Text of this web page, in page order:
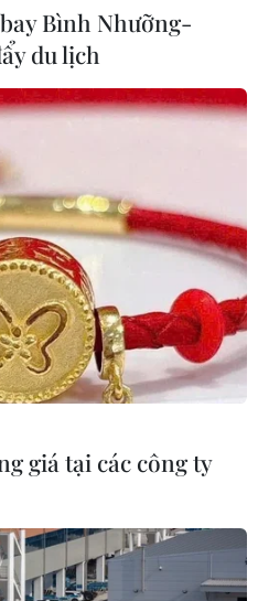
Bình Nhưỡng-
du lịch
giá tại các công ty